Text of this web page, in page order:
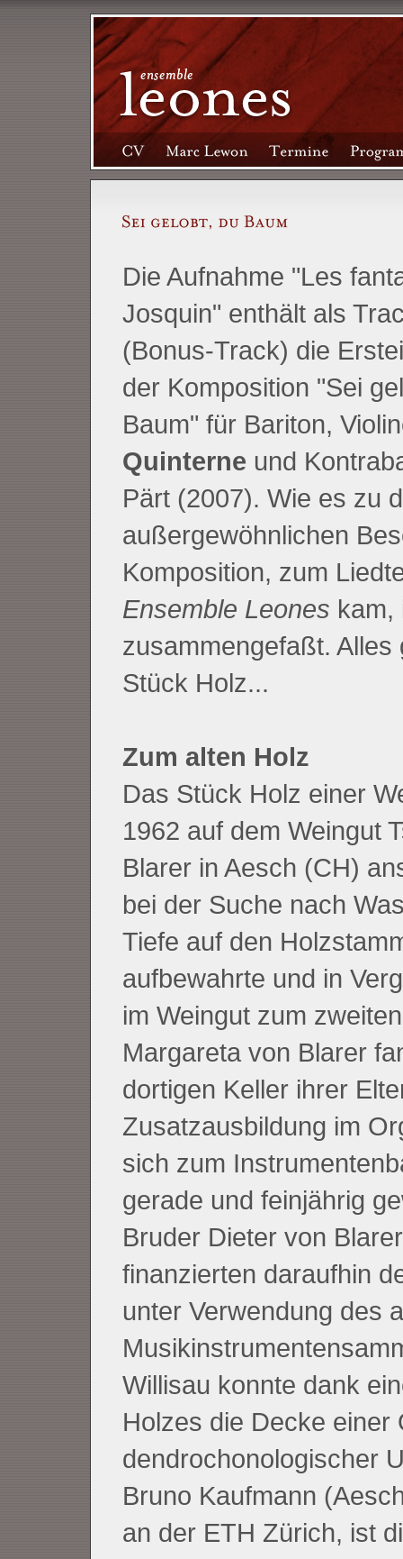
Die Aufnahme "Les
Josquin" enthält als
(Bonus-Track) die
der Komposition "Sei
Baum" für Bariton,
Quinterne und
Pärt (2007). Wie es zu
außergewöhnlichen
Komposition, zum
Ensemble Leones kam,
zusammengefaßt.
Stück Holz...
Zum alten Holz
Das Stück Holz einer
1962 auf dem Weingut
Blarer in Aesch (CH)
bei der Suche nach
Tiefe auf den
aufbewahrte und in
im Weingut zum
Margareta von Blarer
dortigen Keller ihrer
Zusatzausbildung im
sich zum
gerade und feinjährig
Bruder Dieter von
finanzierten daraufhin
unter Verwendung des
Willisau konnte dank
Holzes die Decke einer
dendrochonologischer
Bruno Kaufmann
an der ETH Zürich, ist